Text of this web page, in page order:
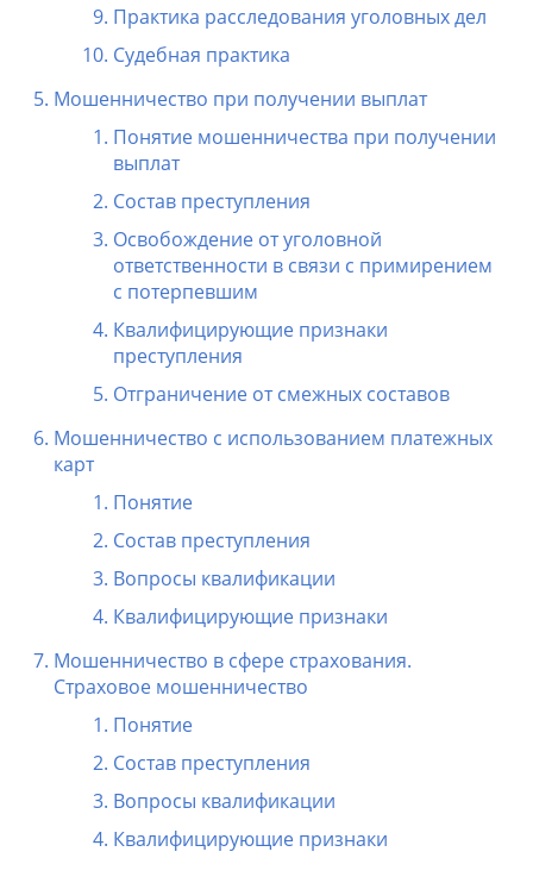
Практика расследования уголовных дел
Судебная практика
Мошенничество при получении выплат
Понятие мошенничества при получении
выплат
Состав преступления
Освобождение от уголовной
ответственности в связи с примирением
с потерпевшим
Квалифицирующие признаки
преступления
Отграничение от смежных составов
Мошенничество с использованием платежных
карт
Понятие
Состав преступления
Вопросы квалификации
Квалифицирующие признаки
Мошенничество в сфере страхования.
Страховое мошенничество
Понятие
Состав преступления
Вопросы квалификации
Квалифицирующие признаки